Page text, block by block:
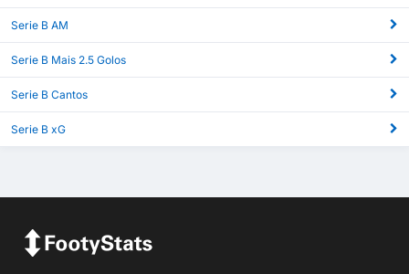
Serie B AM
Serie B Mais 2.5 Golos
Serie B Cantos
Serie B xG